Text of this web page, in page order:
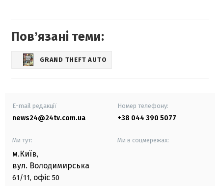
Повʼязані теми:
GRAND THEFT AUTO
E-mail редакції
news24@24tv.com.ua
Номер телефону:
+38 044 390 5077
Ми тут:
м.Київ,
вул. Володимирська
61/11, офіс 50
Ми в соцмережах: